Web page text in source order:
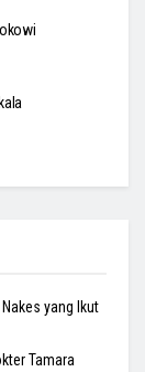
yang Ikut
Tamara